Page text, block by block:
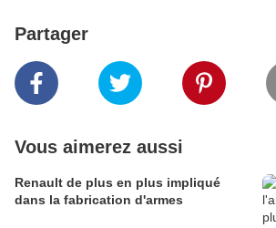
Partager
Vous aimerez aussi
Renault de plus en plus impliqué
dans la fabrication d'armes